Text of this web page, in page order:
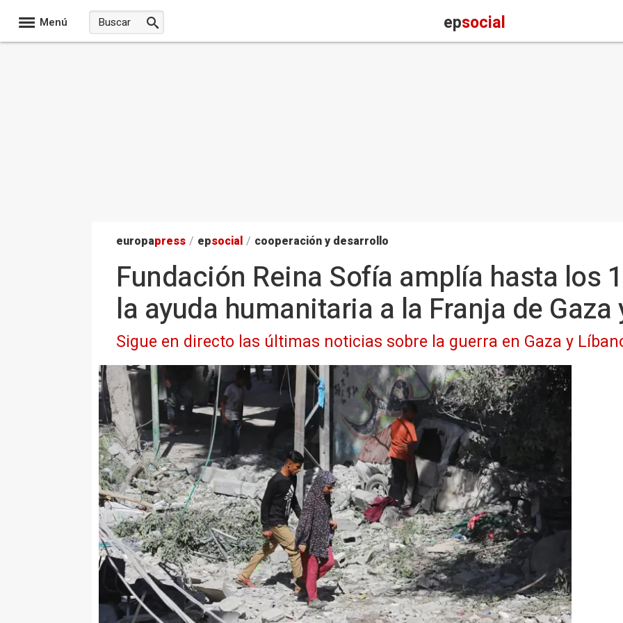
Menú epsocial
europapress / epsocial / cooperación y desarrollo
Fundación Reina Sofía amplía hasta los
la ayuda humanitaria a la Franja de Gaza
Sigue en directo las últimas noticias sobre la guerra en Gaza y